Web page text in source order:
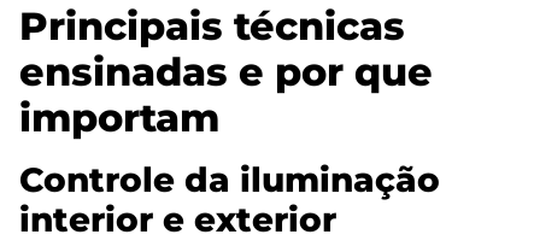
Principais técnicas
ensinadas e por que
importam
Controle da iluminação
interior e exterior